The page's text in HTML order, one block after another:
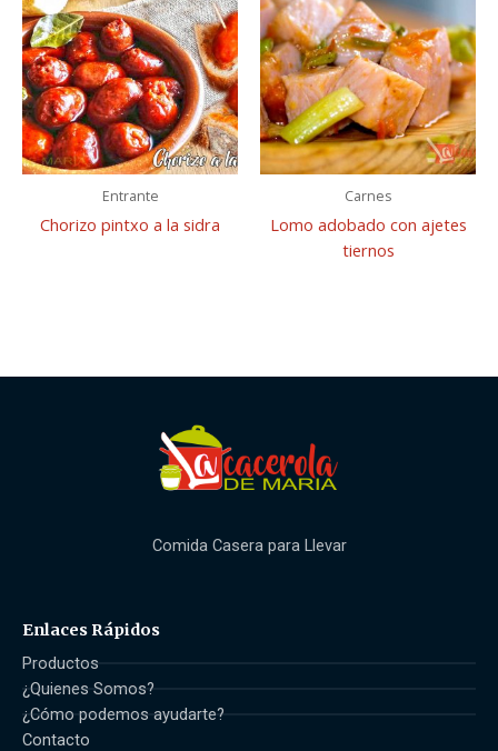
Entrante
Chorizo pintxo a la sidra
Carnes
Lomo adobado con ajetes
tiernos
Comida Casera para Llevar
Enlaces Rápidos
Productos
¿Quienes Somos?
¿Cómo podemos ayudarte?
Contacto